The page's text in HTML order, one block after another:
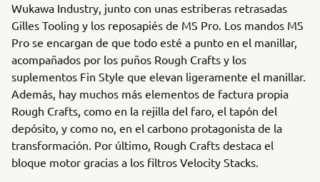
Wukawa Industry, junto con unas estriberas retrasadas
Gilles Tooling y los reposapiés de MS Pro. Los mandos MS
Pro se encargan de que todo esté a punto en el manillar,
acompañados por los puños Rough Crafts y los
suplementos Fin Style que elevan ligeramente el manillar.
Además, hay muchos más elementos de factura propia
Rough Crafts, como en la rejilla del faro, el tapón del
depósito, y como no, en el carbono protagonista de la
transformación. Por último, Rough Crafts destaca el
bloque motor gracias a los filtros Velocity Stacks.